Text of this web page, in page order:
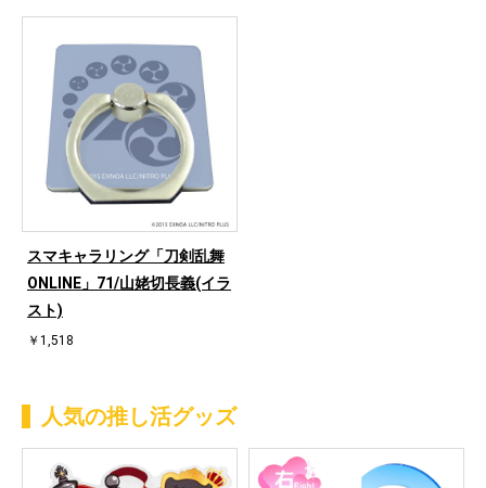
スマキャラリング「刀剣乱舞
ONLINE」71/山姥切長義(イラ
スト)
￥1,518
人気の推し活グッズ